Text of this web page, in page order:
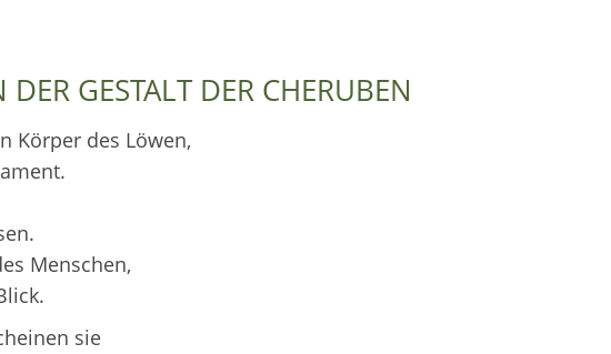
GESTALT DER CHERUBEN
Körper des Löwen,
Menschen,
sie